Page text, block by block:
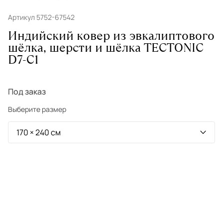
Артикул 5752-67542
Индийский ковер из эвкалиптового
шёлка, шерсти и шёлка TECTONIC
D7-C1
Под заказ
Выберите размер